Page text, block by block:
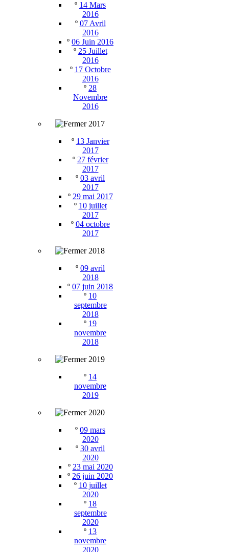
º 14 Mars
2016
º 07 Avril
2016
º 06 Juin 2016
º 25 Juillet
2016
º 17 Octobre
2016
º 28
Novembre
2016
2017
º 13 Janvier
2017
º 27 février
2017
º 03 avril
2017
º 29 mai 2017
º 10 juillet
2017
º 04 octobre
2017
2018
º 09 avril
2018
º 07 juin 2018
º 10
septembre
2018
º 19
novembre
2018
2019
º 14
novembre
2019
2020
º 09 mars
2020
º 30 avril
2020
º 23 mai 2020
º 26 juin 2020
º 10 juillet
2020
º 18
septembre
2020
º 13
novembre
2020